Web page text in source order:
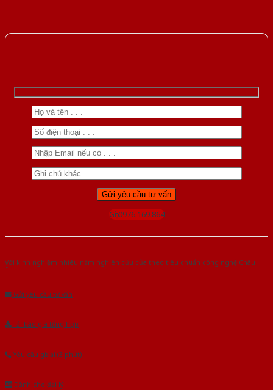
Gọi 0976.169.864
Với kinh nghiệm nhiêu năm nghiên cứu cửa theo tiêu chuẩn công nghệ Châu
Gửi yêu cầu tư vấn
Tải báo giá tổng hợp
Yêu cầu gọi lại (3 phút)
Dành cho đại lý